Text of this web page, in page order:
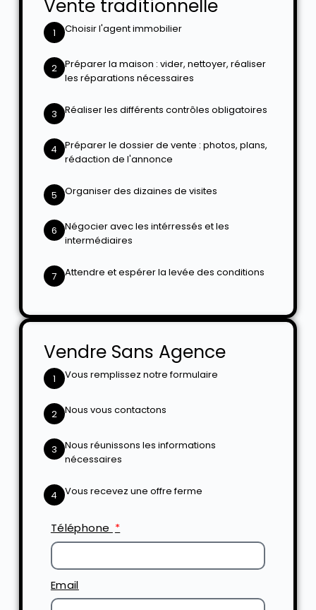
Vendre Sans Agence
1 Vous remplissez notre formulaire
2 Nous vous contactons
3
Nous réunissons les informations
nécessaires
4 Vous recevez une offre ferme
Téléphone
Email
Vente traditionnelle
1 Choisir l'agent immobilier
2 Préparer la maison : vider, nettoyer, réaliser
les réparations nécessaires
3 Réaliser les différents contrôles obligatoires
4
Préparer le dossier de vente : photos, plans,
rédaction de l'annonce
5 Organiser des dizaines de visites
6
Négocier avec les intérressés et les
intermédiaires
7 Attendre et espérer la levée des conditions